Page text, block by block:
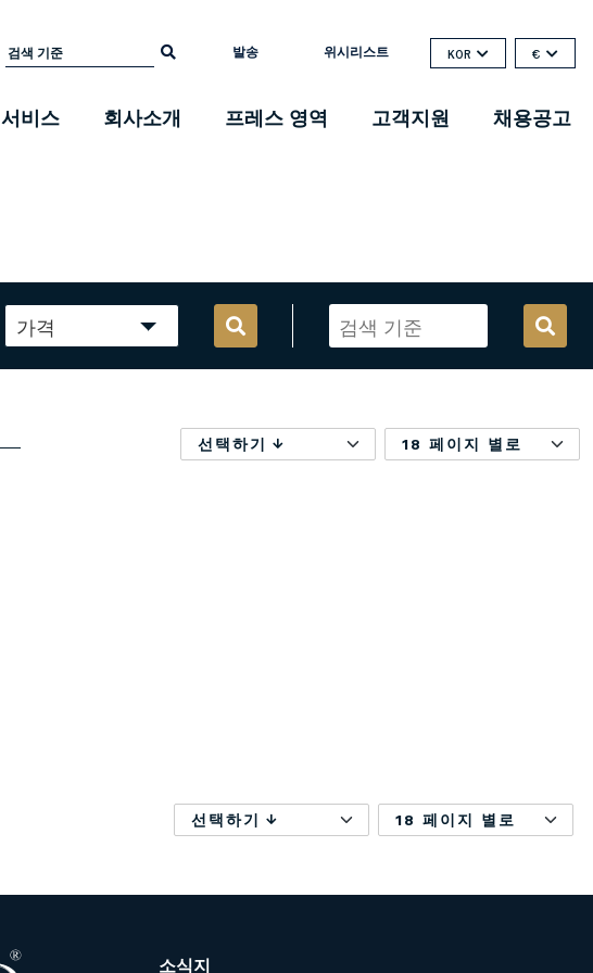
발송 위시리스트 KOR €
서비스 회사소개 프레스 영역 고객지원 채용공고
가격
선택하기 18 페이지 별로
선택하기 18 페이지 별로
소식지